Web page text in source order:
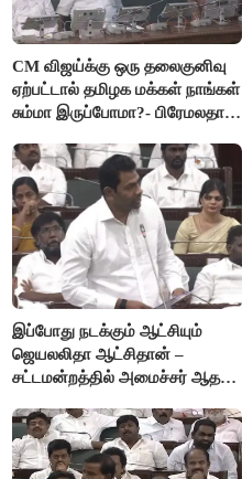
CM விஜய்க்கு ஒரு தலைகுனிவு
ஏற்பட்டால் தமிழக மக்கள் நாங்கள்
சும்மா இருப்போமா?- பிரேமலதா
இப்போது நடக்கும் ஆட்சியும்
ஜெயலலிதா ஆட்சிதான் –
சட்டமன்றத்தில் அமைச்சர் ஆதவ்